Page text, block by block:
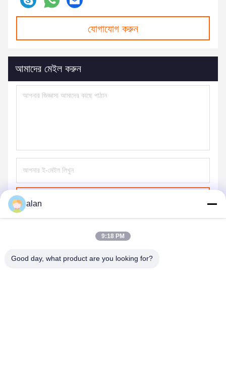
যোগাযোগ করুন
আমাদের মেইল ​​করুন
alan
9:18 PM
Good day, what product are you looking for?